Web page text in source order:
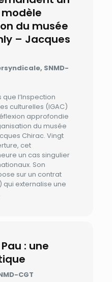
du musée
– Jacques
SNMD-
l’Inspection
culturelles (IGAC)
approfondie
du musée
Chirac. Vingt
cet
un cas singulier
Son
sur un contrat
qui externalise une
: une
CGT